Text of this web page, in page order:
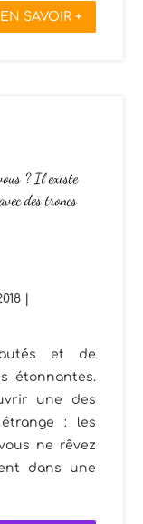
EN SAVOIR +
? Il existe
des troncs
et de
étonnantes.
une des
: les
ne rêvez
dans une